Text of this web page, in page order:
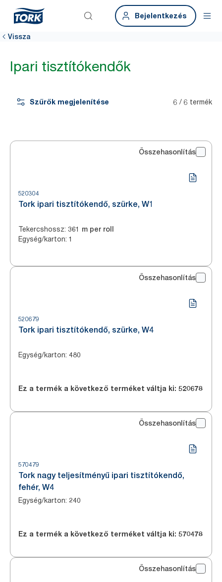
Bejelentkezés
Vissza
Ipari tisztítókendők
Szűrők megjelenítése 6 / 6 termék
Összehasonlítás
520304
Tork ipari tisztítókendő, szürke, W1
Tekercshossz: 361 m per roll
Egység/karton: 1
Összehasonlítás
520679
Tork ipari tisztítókendő, szürke, W4
Egység/karton: 480
Ez a termék a következő terméket váltja ki: 520678
Összehasonlítás
570479
Tork nagy teljesítményű ipari tisztítókendő,
fehér, W4
Egység/karton: 240
Ez a termék a következő terméket váltja ki: 570478
Összehasonlítás